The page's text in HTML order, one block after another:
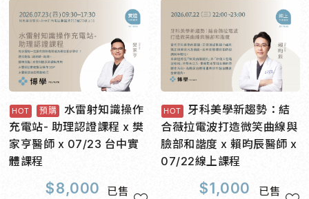
預購
水雷射知識操作
充電站- 助理認證課程 x 樊
家亨醫師 x 07/23 台中實
體課程
$8,000
已售
牙科美學新趨勢：結
合薇拉電波打造微笑曲線與
臉部和諧度 x 賴昀辰醫師 x
07/22線上課程
$1,000
已售